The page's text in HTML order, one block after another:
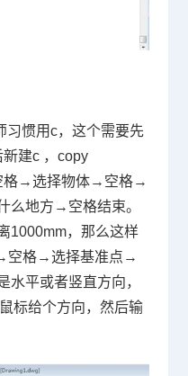
习惯用c，这个需要先
新建c ， copy
→选择物体→空格→
么地方→空格结束。
1000mm，那么这样
格→选择基准点→
平或者竖直方向，
标给个方向，然后输